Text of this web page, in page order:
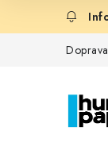
Doprava